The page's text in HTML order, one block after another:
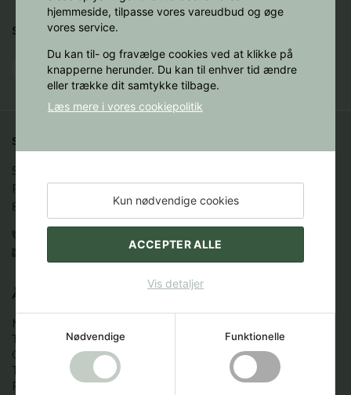
hjemmeside, tilpasse vores vareudbud og øge
vores service.
Du kan til- og fravælge cookies ved at klikke på
knapperne herunder. Du kan til enhver tid ændre
eller trække dit samtykke tilbage.
Læs mere i vores cookiepolitik
Kun nødvendige cookies
ACCEPTER ALLE
Vis detaljer
Nødvendige Funktionelle
SOCIALE MEDIER
STAKBOGLADEN A/S
Studenternes Hus
Fredrik Nielsens Vej 4
8000 Aarhus C
books@stakbogladen.com
ÅBNINGSTIDER
Mandag:  9.00 - 16.00
Tirsdag:   9.00 - 16.00
Onsdag:  9.00 - 16.00
Torsdag:  9.00 - 16.00
Fredag:  9.00 -16.00